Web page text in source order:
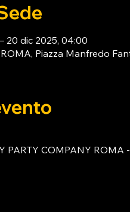
20 dic 2025, 04:00
Piazza Manfredo
PARTY COMPANY ROMA